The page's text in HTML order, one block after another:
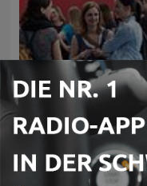
GvC Züri Oberland
Podcast